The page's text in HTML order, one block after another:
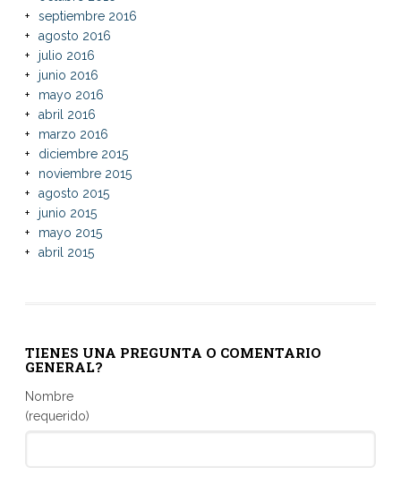
septiembre 2016
agosto 2016
julio 2016
junio 2016
mayo 2016
abril 2016
marzo 2016
diciembre 2015
noviembre 2015
agosto 2015
junio 2015
mayo 2015
abril 2015
TIENES UNA PREGUNTA O COMENTARIO
GENERAL?
Nombre
(requerido)